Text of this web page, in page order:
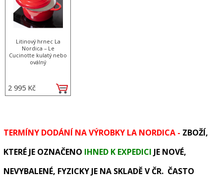
Litinový hrnec La
Nordica – Le
Cucinotte kulatý nebo
oválný
2 995 Kč
TERMÍNY DODÁNÍ NA VÝROBKY LA NORDICA - ZBOŽÍ,
KTERÉ JE OZNAČENO IHNED K EXPEDICI JE NOVÉ,
NEVYBALENÉ, FYZICKY JE NA SKLADĚ V ČR. ČASTO